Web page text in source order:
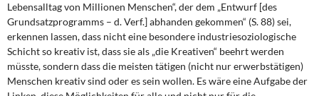
Lebensalltag von Millionen Menschen“, der dem „Entwurf [des
Grundsatzprogramms – d. Verf.] abhanden gekommen“ (S. 88) sei,
erkennen lassen, dass nicht eine besondere industriesoziologische
Schicht so kreativ ist, dass sie als „die Kreativen“ beehrt werden
müsste, sondern dass die meisten tätigen (nicht nur erwerbstätigen)
Menschen kreativ sind oder es sein wollen. Es wäre eine Aufgabe der